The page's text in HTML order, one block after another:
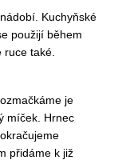
Kuchyňské
použijí během
také.
je
míček. Hrnec
přidáme k již